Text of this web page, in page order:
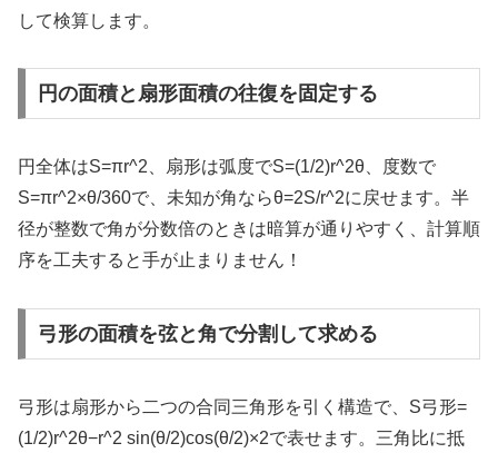
して検算します。
円の面積と扇形面積の往復を固定する
円全体はS=πr^2、扇形は弧度でS=(1/2)r^2θ、度数で
S=πr^2×θ/360で、未知が角ならθ=2S/r^2に戻せます。半
径が整数で角が分数倍のときは暗算が通りやすく、計算順
序を工夫すると手が止まりません！
弓形の面積を弦と角で分割して求める
弓形は扇形から二つの合同三角形を引く構造で、S弓形=
(1/2)r^2θ−r^2 sin(θ/2)cos(θ/2)×2で表せます。三角比に抵